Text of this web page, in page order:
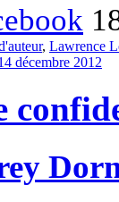
, Lawrence
décembre 2012